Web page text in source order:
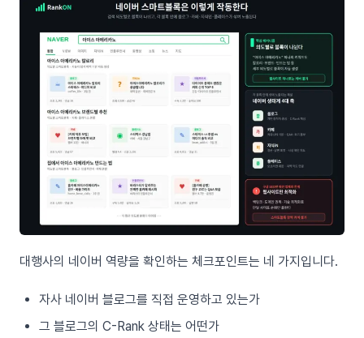
대행사의 네이버 역량을 확인하는 체크포인트는 네 가지입니다.
자사 네이버 블로그를 직접 운영하고 있는가
그 블로그의 C-Rank 상태는 어떤가